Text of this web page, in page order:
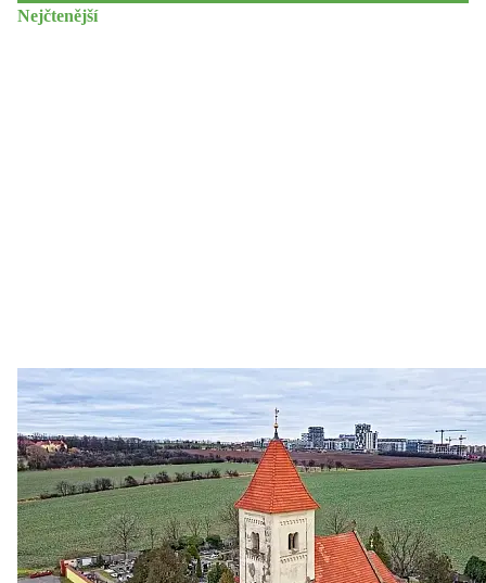
Nejčtenější
Zastanem se 03. 08. 2026
Politika • Volební seriál #02: Nová výstavba v jihozápadním
městě
Jakými nástroji navrhujete vstupovat z pozice ÚMČ Praha
13 do procesů developerské výstavby např. v lokalitě